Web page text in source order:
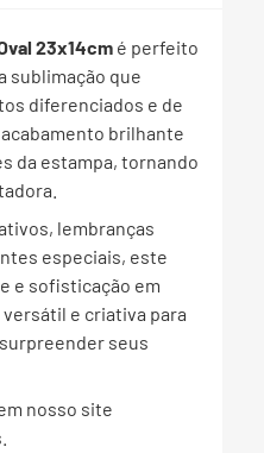
23x14cm é perfeito
sublimação que
diferenciados e de
brilhante
da estampa, tornando
lembranças
especiais, este
e sofisticação em
versátil e criativa para
seus
nosso site